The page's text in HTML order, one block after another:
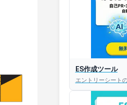
ES作成ツール
エントリーシート